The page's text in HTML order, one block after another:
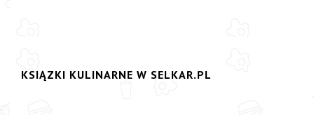
KSIĄZKI KULINARNE W SELKAR.PL